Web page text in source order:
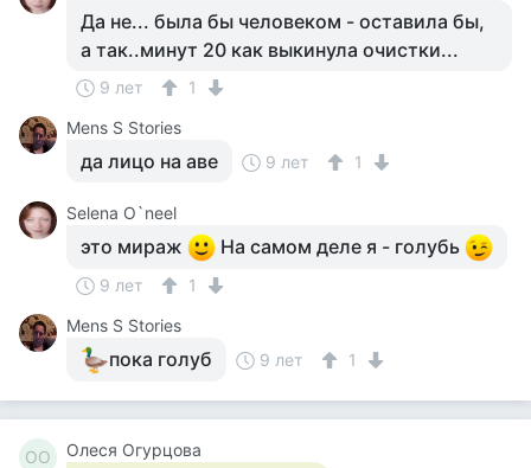
Да не... была бы человеком - оставила бы,
а так..минут 20 как выкинула очистки...
9 лет
1
Mens S Stories
да лицо на аве 9 лет 1
Selena O`neel
это мираж На самом деле я - голубь
9 лет
1
Mens S Stories
пока голуб 9 лет 1
ОО Олеся Огурцова